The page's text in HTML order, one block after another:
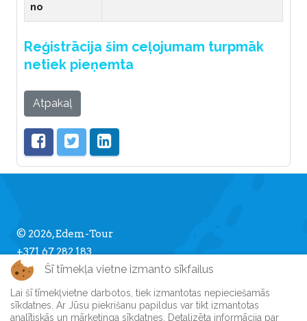
no
Reģistrācija šim ceļojumam turpmāk
netiek pieņemta
Atpakaļ
© 2026, Edem-Tour
+371 67 282 183
info [] edemtour.lv
Par Edem-Tour
Šī tīmekļa vietne izmanto sīkfailus
Lai šī tīmekļvietne darbotos, tiek izmantotas nepieciešamās
sīkdatnes. Ar Jūsu piekrišanu papildus var tikt izmantotas
analītiskās un mārketinga sīkdatnes. Detalizēta informācija par